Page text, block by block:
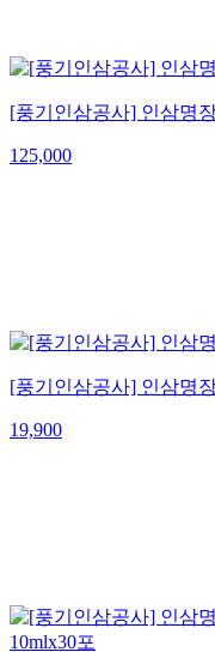
[풍기인삼공사] 인삼명
125,000
[풍기인삼공사] 인삼명
19,900